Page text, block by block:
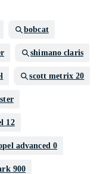
bobcat
shimano claris
scott metrix 20
12
advanced 0
900